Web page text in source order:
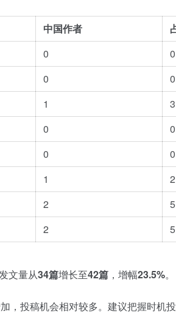
中国作者
0
0
1
0
0
1
2
2
文量从34篇增长至42篇 ，增幅23.5%。
，投稿机会相对较多。建议把握时机投